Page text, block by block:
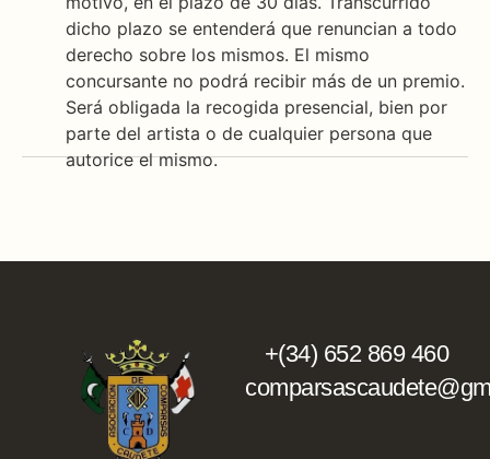
dicho plazo se entenderá que renuncian a todo
derecho sobre los mismos. El mismo
concursante no podrá recibir más de un premio.
Será obligada la recogida presencial, bien por
parte del artista o de cualquier persona que
autorice el mismo.
+(34) 652 869 460